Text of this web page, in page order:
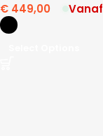
€ 449,00 Vanaf